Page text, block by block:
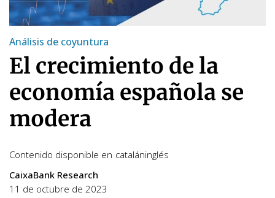
Análisis de coyuntura
El crecimiento de la
economía española se
modera
Contenido disponible en cataláninglés
CaixaBank Research
11 de octubre de 2023